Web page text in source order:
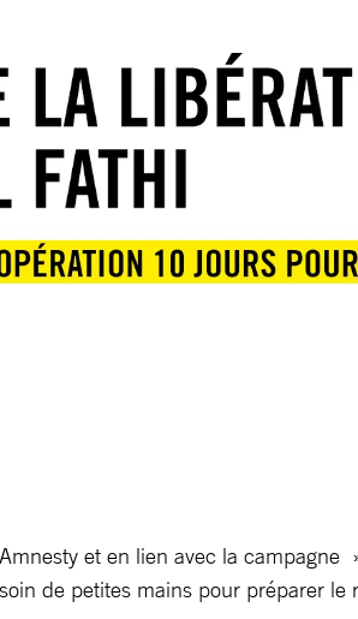
et en lien avec la campagne
de petites mains pour préparer le